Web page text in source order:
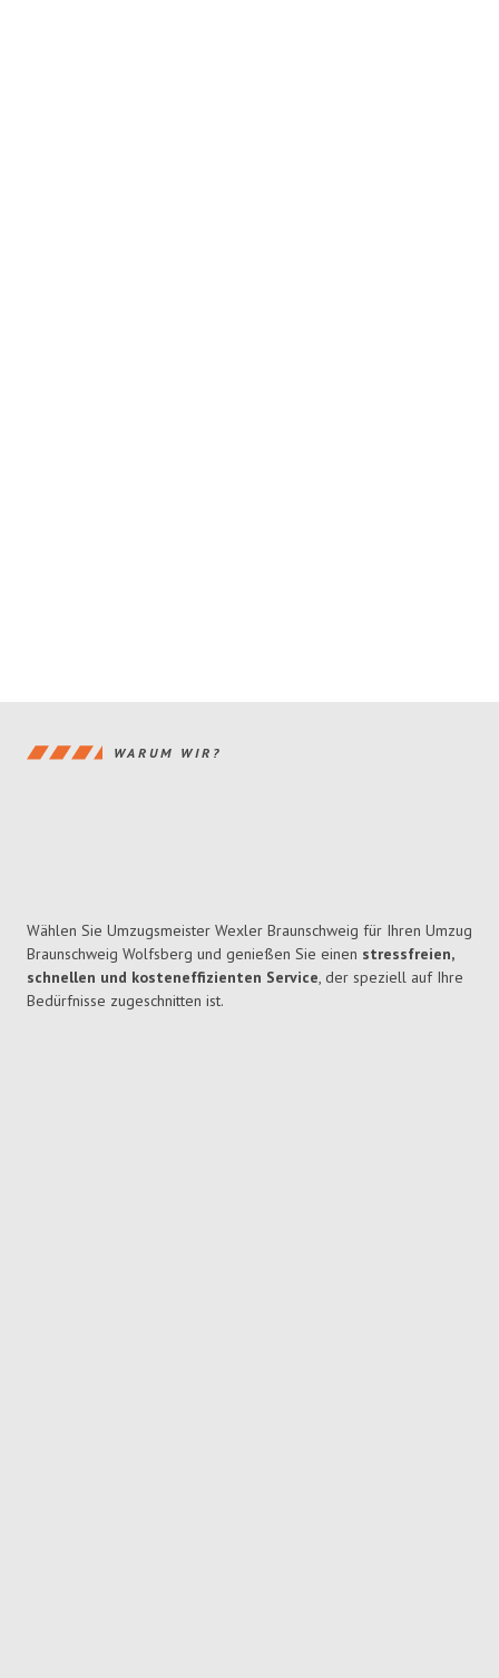
WARUM WIR?
Wählen Sie Umzugsmeister Wexler Braunschweig für Ihren Umzug
Braunschweig Wolfsberg und genießen Sie einen stressfreien,
schnellen und kosteneffizienten Service, der speziell auf Ihre
Bedürfnisse zugeschnitten ist.